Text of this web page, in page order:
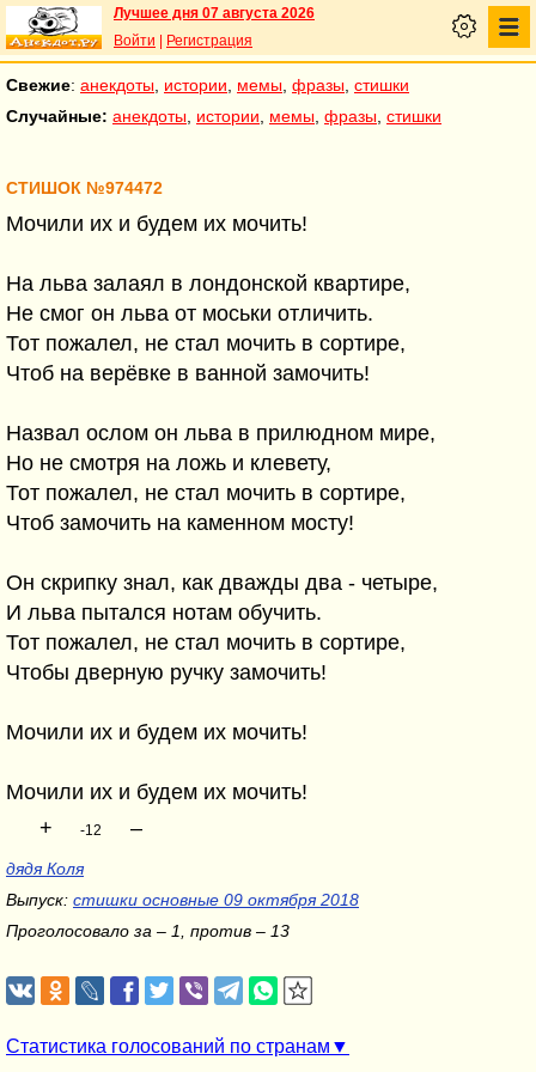
Лучшее дня 07 августа 2026
Войти
Регистрация
Свежие: анекдоты истории мемы фразы стишки
Случайные: анекдоты истории мемы фразы стишки
СТИШОК №974472
Мочили их и будем их мочить!
На льва залаял в лондонской квартире,
Не смог он льва от моськи отличить.
Тот пожалел, не стал мочить в сортире,
Чтоб на верёвке в ванной замочить!
Назвал ослом он льва в прилюдном мире,
Но не смотря на ложь и клевету,
Тот пожалел, не стал мочить в сортире,
Чтоб замочить на каменном мосту!
Он скрипку знал, как дважды два - четыре,
И льва пытался нотам обучить.
Тот пожалел, не стал мочить в сортире,
Чтобы дверную ручку замочить!
Мочили их и будем их мочить!
Мочили их и будем их мочить!
+
-12 –
дядя Коля
Выпуск: стишки основные 09 октября 2018
Проголосовало за – 1, против – 13
Статистика голосований по странам